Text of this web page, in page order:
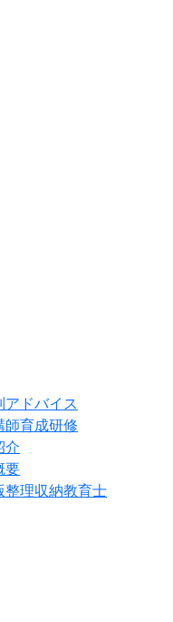
アドバイス
師育成研修
介
要
整理収納教育士